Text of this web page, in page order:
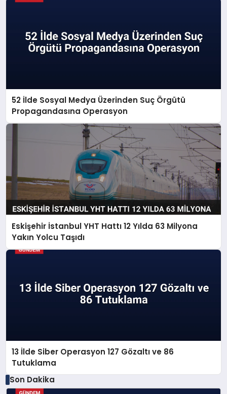
52 İlde Sosyal Medya Üzerinden Suç Örgütü
Propagandasına Operasyon
Eskişehir İstanbul YHT Hattı 12 Yılda 63 Milyona
Yakın Yolcu Taşıdı
13 İlde Siber Operasyon 127 Gözaltı ve 86
Tutuklama
Son Dakika